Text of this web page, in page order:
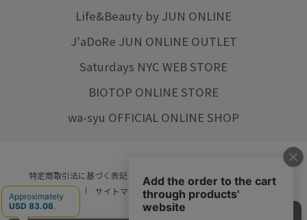
Life&Beauty by JUN ONLINE
J'aDoRe JUN ONLINE OUTLET
Saturdays NYC WEB STORE
BIOTOP ONLINE STORE
wa-syu OFFICIAL ONLINE SHOP
特定商取引法に基づく表記 プライバシーポリシー
会社概要
ご利用規約
サイトマップ リクルート ご利用ガイド